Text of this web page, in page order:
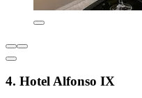
4. Hotel Alfonso IX